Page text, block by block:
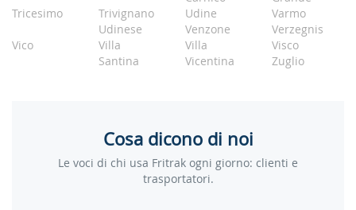
Tricesimo
Trivignano
Udinese
Udine
Varmo
Venzone
Verzegnis
Vico
Villa
Santina
Villa
Vicentina
Visco
Zuglio
Cosa dicono di noi
Le voci di chi usa Fritrak ogni giorno: clienti e
trasportatori.